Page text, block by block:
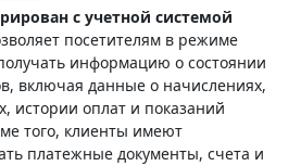
с учетной системой
посетителям в режиме
информацию о состоянии
включая данные о начислениях,
истории оплат и показаний
того, клиенты имеют
платежные документы, счета и